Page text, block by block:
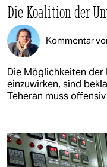
Die Koalition der
Kommentar
Die Möglichkeiten
einzuwirken, sind
Teheran muss